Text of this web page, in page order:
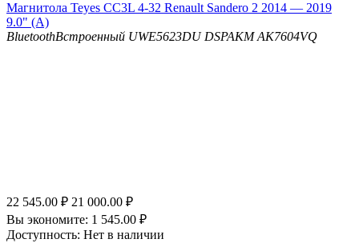
Магнитола Teyes CC3L 4-32 Renault Sandero 2 2014 — 2019
9.0" (A)
BluetoothВстроенный UWE5623DU DSPAKM AK7604VQ
22 545.00 ₽ 21 000.00 ₽
Вы экономите: 1 545.00 ₽
Доступность: Нет в наличии